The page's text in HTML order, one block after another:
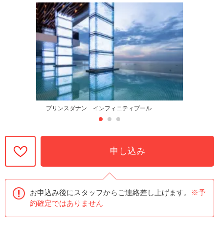
プリンスダナン インフィニティプール
申し込み
お申込み後にスタッフからご連絡差し上げます。
※予
約確定ではありません